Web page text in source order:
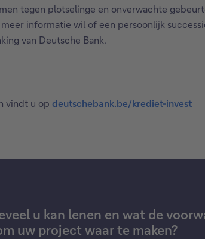
tegen plotselinge en onverwachte
informatie wil of een persoonlijk
van Deutsche Bank.
vindt u op deutschebank.be/krediet-invest
u kan lenen en wat de
uw project waar te maken?